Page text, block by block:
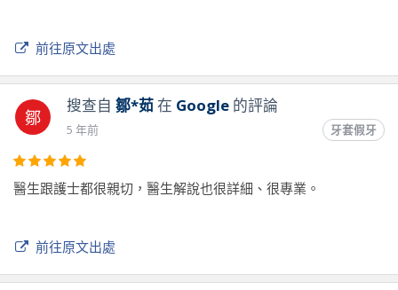
前往原文出處
鄒
搜查自 鄒*茹在 Google的評論
5 年前 牙套假牙
醫生跟護士都很親切，醫生解說也很詳細、很專業。
前往原文出處